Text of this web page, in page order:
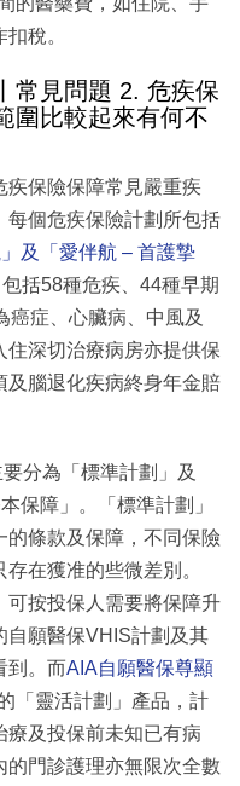
稅。
常見問題 2. 危疾保
圍比較起來有何不
疾保險保障常見嚴重疾
每個危疾保險計劃所包括
及「愛伴航 – 首護摯
括58種危疾、44種早期
癌症、心臟病、中風及
住深切治療病房亦提供保
及腦退化疾病終身年金賠
分為「標準計劃」及
保障」。「標準計劃」
條款及保障，不同保險
在獲准的些微差別。
可按投保人需要將保障升
自願醫保VHIS計劃及其
到。而AIA自願醫保尊顯
「靈活計劃」產品，計
療及投保前未知已有病
門診護理亦無限次全數